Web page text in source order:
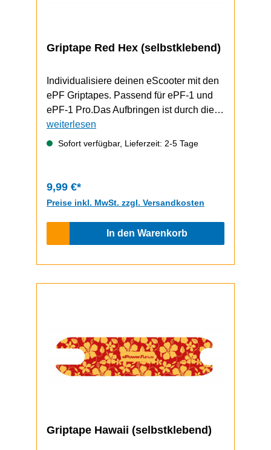
Griptape Red Hex (selbstklebend)
Individualisiere deinen eScooter mit den
ePF Griptapes. Passend für ePF-1 und
ePF-1 Pro.Das Aufbringen ist durch die
selbstklebende Unterseite schnell und
einfach durchzuführen.ePF-1 / ePF-1
weiterlesen
Sofort verfügbar, Lieferzeit: 2-5 Tage
9,99 €*
Preise inkl. MwSt. zzgl. Versandkosten
In den Warenkorb
Griptape Hawaii (selbstklebend)